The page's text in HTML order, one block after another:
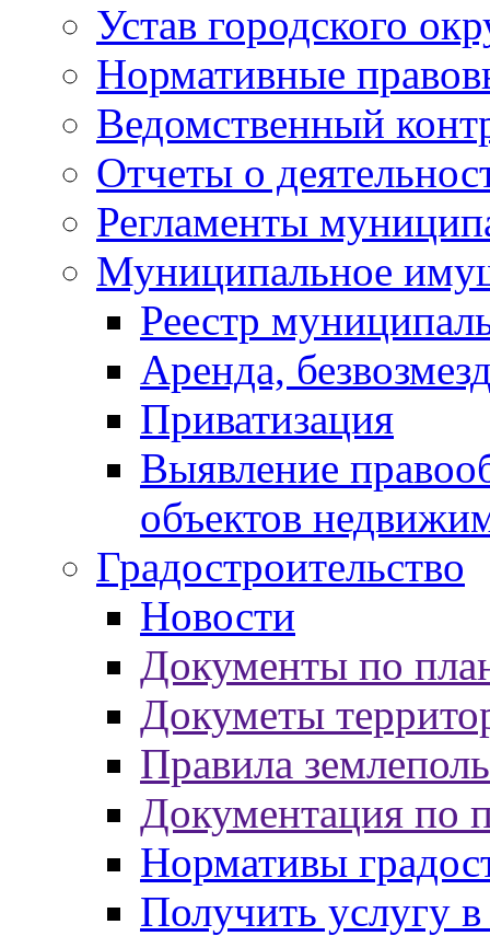
Устав городского
Нормативные
Ведомственный
Отчеты о
Регламенты
Муниципальное
Реестр
Аренда,
Приватизация
Выявление
объектов
Градостроительство
Новости
Документы по
Докуметы
Правила
Документация по
Нормативы
Получить услугу в